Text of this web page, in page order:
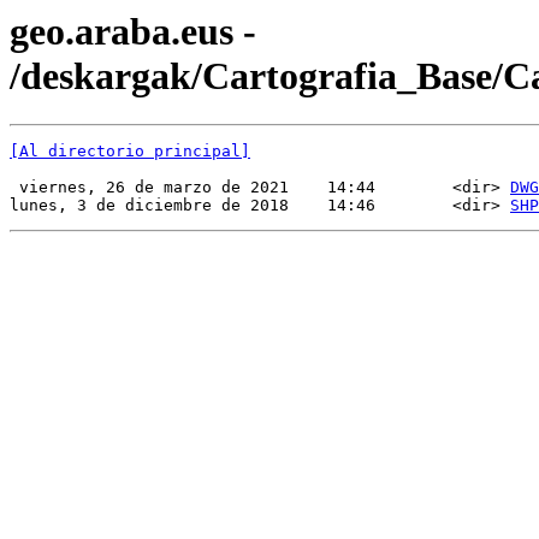
geo.araba.eus -
/deskargak/Cartografia_Base/
[Al directorio principal]
viernes, 26 de marzo de 2021    14:44        <dir>
lunes, 3 de diciembre de 2018    14:46        <dir> SHP